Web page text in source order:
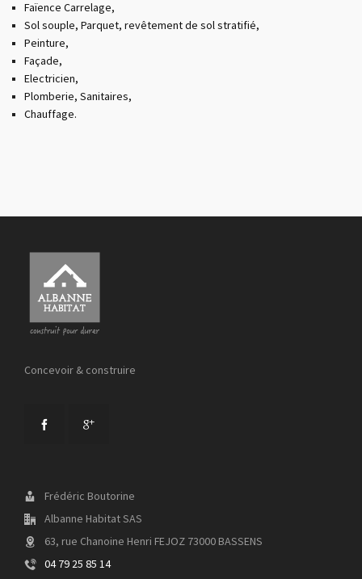
Faïence Carrelage,
Sol souple, Parquet, revêtement de sol stratifié,
Peinture,
Façade,
Electricien,
Plomberie, Sanitaires,
Chauffage.
Concevoir & construire
Frédéric Boutorine
Albanne Habitat SAS
63, rue Chanoine Henri FEJOZ 73000 BASSENS
04 79 25 85 14